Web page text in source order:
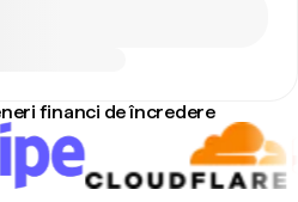
financi de încredere